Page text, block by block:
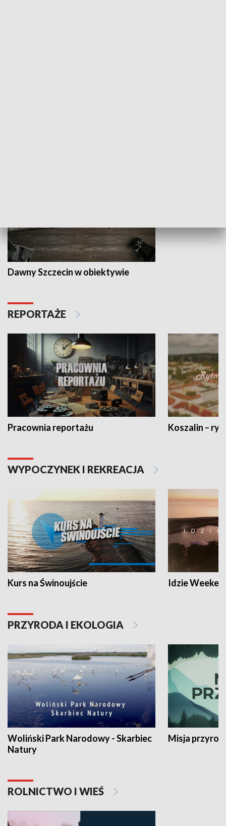
Dawny Szczecin w obiektywie
REPORTAŻE
Pracownia reportażu Koszalin –
WYPOCZYNEK I REKREACJA
Kurs na Świnoujście Idzie
PRZYRODA I EKOLOGIA
Woliński Park Narodowy - Skarbiec
Natury
Misja
ROLNICTWO I WIEŚ